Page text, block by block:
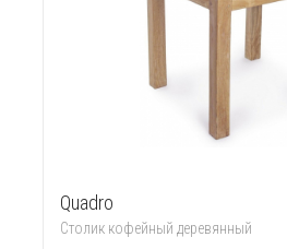
Quadro
Столик кофейный деревянный